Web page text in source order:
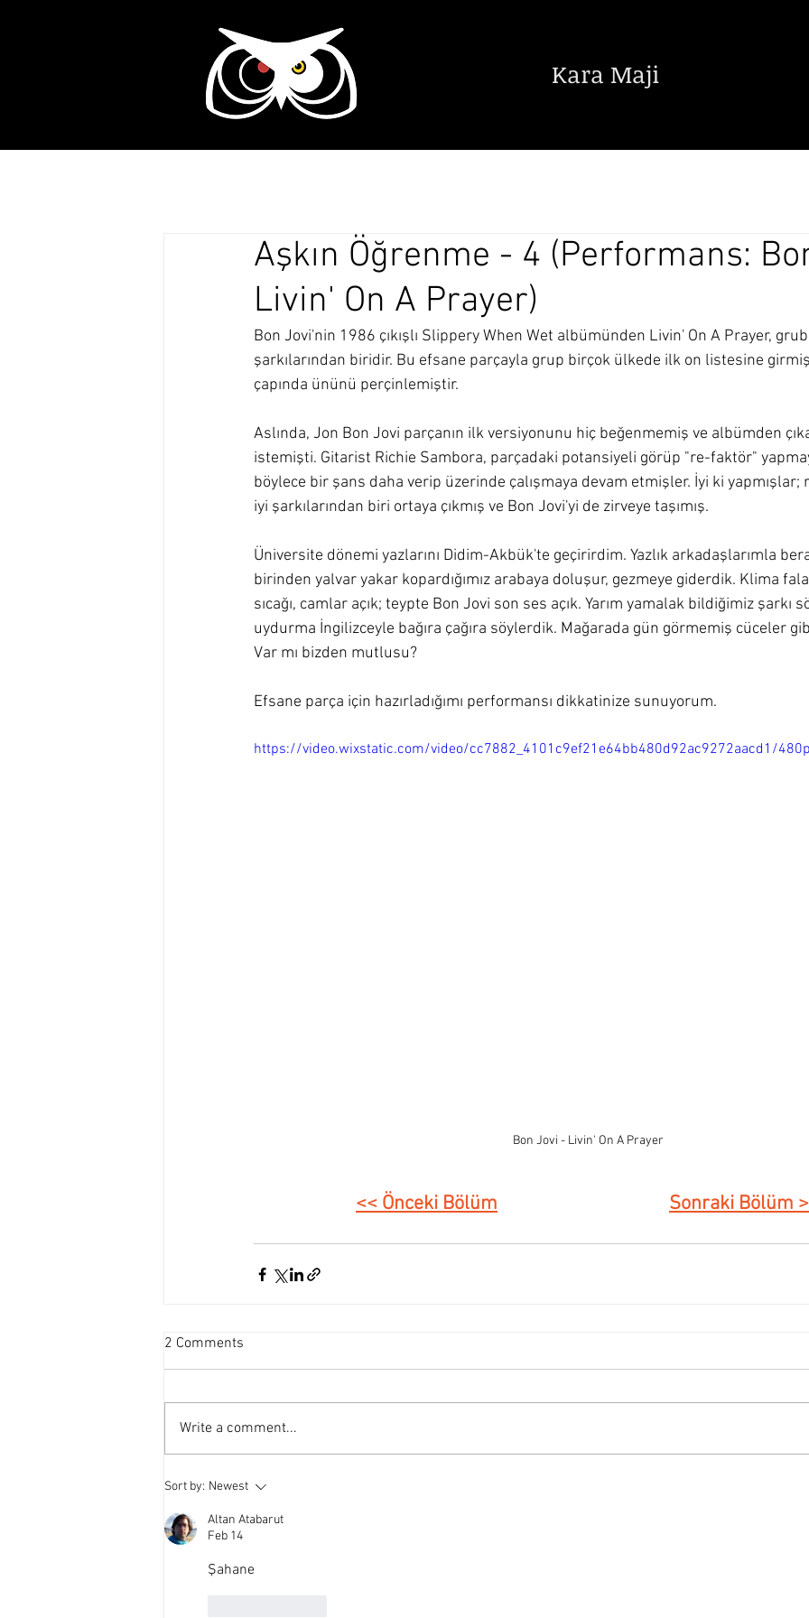
Kara Maji
Aşkın Öğrenme - 4 (Performans:
Livin' On A Prayer)
Bon Jovi'nin 1986 çıkışlı Slippery When Wet albümünden Livin' On A Prayer,
şarkılarından biridir. Bu efsane parçayla grup birçok ülkede ilk on listesine
çapında ününü perçinlemiştir.
Aslında, Jon Bon Jovi parçanın ilk versiyonunu hiç beğenmemiş ve albümden
istemişti. Gitarist Richie Sambora, parçadaki potansiyeli görüp "re-faktör"
böylece bir şans daha verip üzerinde çalışmaya devam etmişler. İyi ki
iyi şarkılarından biri ortaya çıkmış ve Bon Jovi'yi de zirveye taşımış.
Üniversite dönemi yazlarını Didim-Akbük'te geçirirdim. Yazlık arkadaşlarımla
birinden yalvar yakar kopardığımız arabaya doluşur, gezmeye giderdik. Klima
sıcağı, camlar açık; teypte Bon Jovi son ses açık. Yarım yamalak bildiğimiz şarkı
uydurma İngilizceyle bağıra çağıra söylerdik. Mağarada gün görmemiş cüceler
Var mı bizden mutlusu?
Efsane parça için hazırladığımı performansı dikkatinize sunuyorum.
https://video.wixstatic.com/video/cc7882_4101c9ef21e64bb480d92ac9272aacd1/
Bon Jovi - Livin' On A Prayer
<< Önceki Bölüm Sonraki Bölüm
2 Comments
Write a comment...
Sort by: Newest
Altan Atabarut
Feb 14
Şahane